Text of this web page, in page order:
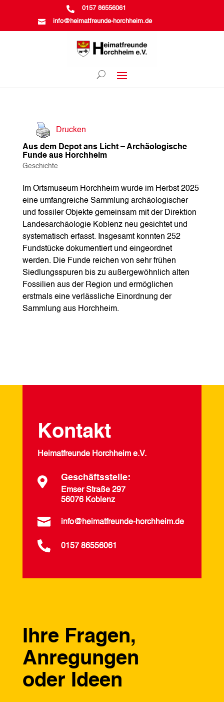
 0157 86556061
 info@heimatfreunde-horchheim.de
Drucken
Aus dem Depot ans Licht – Archäologische
Funde aus Horchheim
Geschichte
Im Ortsmuseum Horchheim wurde im Herbst 2025
eine umfangreiche Sammlung archäologischer
und fossiler Objekte gemeinsam mit der Direktion
Landesarchäologie Koblenz neu gesichtet und
systematisch erfasst. Insgesamt konnten 252
Fundstücke dokumentiert und eingeordnet
werden. Die Funde reichen von sehr frühen
Siedlungsspuren bis zu außergewöhnlich alten
Fossilien aus der Region und ermöglichen
erstmals eine verlässliche Einordnung der
Sammlung aus Horchheim.
Kontakt
Heimatfreunde Horchheim e.V.
 Geschäftsstelle:
Emser Straße 297
56076 Koblenz
 info@heimatfreunde-horchheim.de
 0157 86556061
Ihre Fragen,
Anregungen
oder Ideen